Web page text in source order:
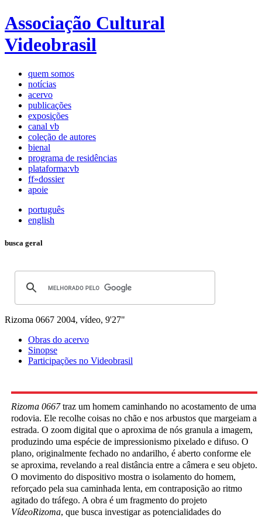
Associação Cultural
Videobrasil
quem somos
notícias
acervo
publicações
exposições
canal vb
coleção de autores
bienal
programa de residências
plataforma:vb
ff»dossier
apoie
português
english
busca geral
Rizoma 0667 2004, vídeo, 9'27"
Obras do acervo
Sinopse
Participações no Videobrasil
Rizoma 0667traz um homem caminhando no acostamento de uma
rodovia. Ele recolhe coisas no chão e nos arbustos que margeiam a
estrada. O zoom digital que o aproxima de nós granula a imagem,
produzindo uma espécie de impressionismo pixelado e difuso. O
plano, originalmente fechado no andarilho, é aberto conforme ele
se aproxima, revelando a real distância entre a câmera e seu objeto.
O movimento do dispositivo mostra o isolamento do homem,
reforçado pela sua caminhada lenta, em contraposição ao ritmo
agitado do tráfego. A obra é um fragmento do projeto
VídeoRizoma, que busca investigar as potencialidades do